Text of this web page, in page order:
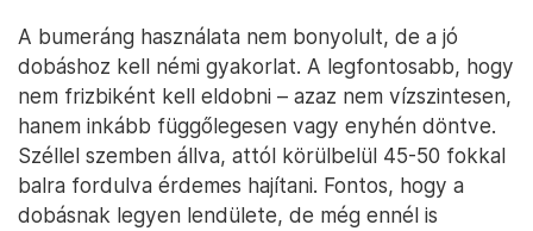
A bumeráng használata nem bonyolult, de a jó
dobáshoz kell némi gyakorlat. A legfontosabb, hogy
nem frizbiként kell eldobni – azaz nem vízszintesen,
hanem inkább függőlegesen vagy enyhén döntve.
Széllel szemben állva, attól körülbelül 45-50 fokkal
balra fordulva érdemes hajítani. Fontos, hogy a
dobásnak legyen lendülete, de még ennél is